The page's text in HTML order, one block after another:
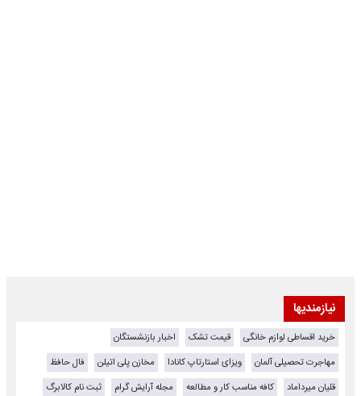
نیازمندیها
خرید اقساطی لوازم خانگی قیمت تشک
اخبار بازنشستگان
مهاجرت تحصیلی آلمان
ویزای استارتاپ کانادا مخازن پلی اتیلن
فال حافظ
قلیان میرداماد
کافه مناسب کار و مطالعه مجله آرایش گرام
ثبت نام کالابرگ